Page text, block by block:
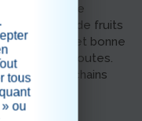
le plaisir de
des achats de fruits
échanges et bonne
par toutes.
des prochains
tous
ou